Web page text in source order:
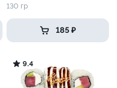
130 гр
185 ₽
9.4